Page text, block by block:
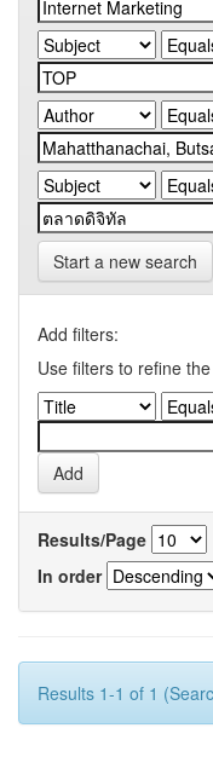
Start a new search
Add filters:
Use filters to refine
Results/Page
In order
Results 1-1 of 1